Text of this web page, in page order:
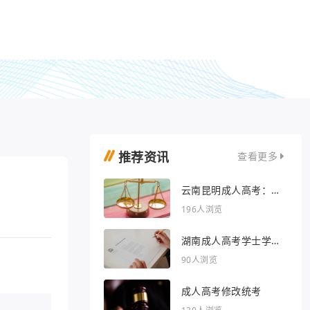
推荐资讯 查看更多
云南昆明成人高考：开
启人生新篇章
196人浏览
湖南成人高考学士学位
外语行业文章
90人浏览
成人高考修改统考